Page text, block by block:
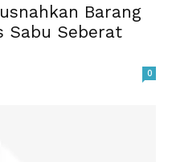
Barang
Sabu Seberat
0